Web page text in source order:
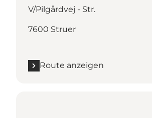
V/Pilgårdvej - Str.
7600 Struer
Route anzeigen